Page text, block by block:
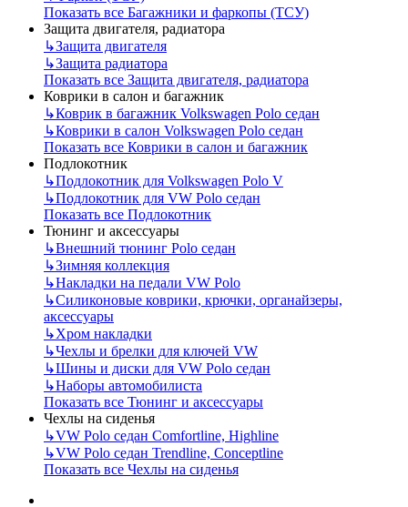
Показать все Багажники и фаркопы (ТСУ)
Защита двигателя, радиатора
↳Защита двигателя
↳Защита радиатора
Показать все Защита двигателя, радиатора
Коврики в салон и багажник
↳Коврик в багажник Volkswagen Polo седан
↳Коврики в салон Volkswagen Polo седан
Показать все Коврики в салон и багажник
Подлокотник
↳Подлокотник для Volkswagen Polo V
↳Подлокотник для VW Polo седан
Показать все Подлокотник
Тюнинг и аксессуары
↳Внешний тюнинг Polo седан
↳Зимняя коллекция
↳Накладки на педали VW Polo
↳Силиконовые коврики, крючки, органайзеры,
аксессуары
↳Хром накладки
↳Чехлы и брелки для ключей VW
↳Шины и диски для VW Polo седан
↳Наборы автомобилиста
Показать все Тюнинг и аксессуары
Чехлы на сиденья
↳VW Polo седан Comfortline, Highline
↳VW Polo седан Trendline, Conceptline
Показать все Чехлы на сиденья